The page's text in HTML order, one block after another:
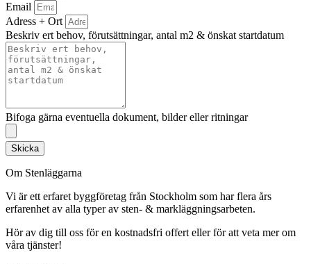
Email
Adress + Ort
Beskriv ert behov, förutsättningar, antal m2 & önskat startdatum
Bifoga gärna eventuella dokument, bilder eller ritningar
Skicka
Om Stenläggarna
Vi är ett erfaret byggföretag från Stockholm som har flera års
erfarenhet av alla typer av sten- & markläggningsarbeten.
Hör av dig till oss för en kostnadsfri offert eller för att veta mer om
våra tjänster!